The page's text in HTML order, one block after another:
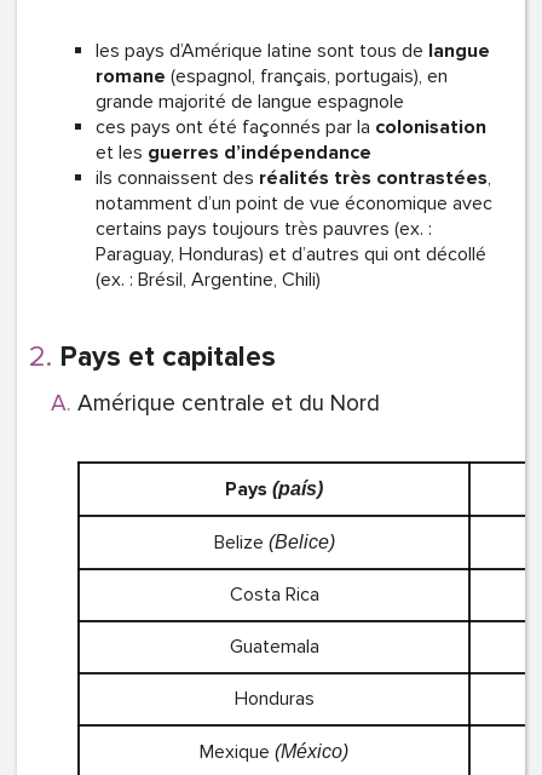
les pays d’Amérique latine sont tous de langue
romane (espagnol, français, portugais), en
grande majorité de langue espagnole
ces pays ont été façonnés par la colonisation
et les guerres d’indépendance
ils connaissent des réalités très contrastées,
notamment d’un point de vue économique avec
certains pays toujours très pauvres (ex. :
Paraguay, Honduras) et d’autres qui ont décollé
(ex. : Brésil, Argentine, Chili)
Pays et capitales
Amérique centrale et du Nord
Pays (país)
Belize (Belice)
Costa Rica
Guatemala
Honduras
Mexique (México)